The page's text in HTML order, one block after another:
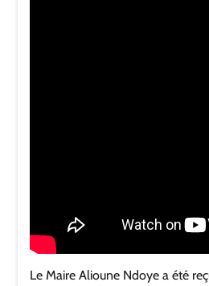
Le Maire Alioune Ndoye a été